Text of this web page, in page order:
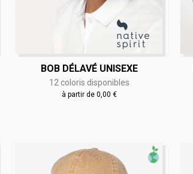
BOB DÉLAVÉ UNISEXE
12 coloris disponibles
à partir de 0,00 €